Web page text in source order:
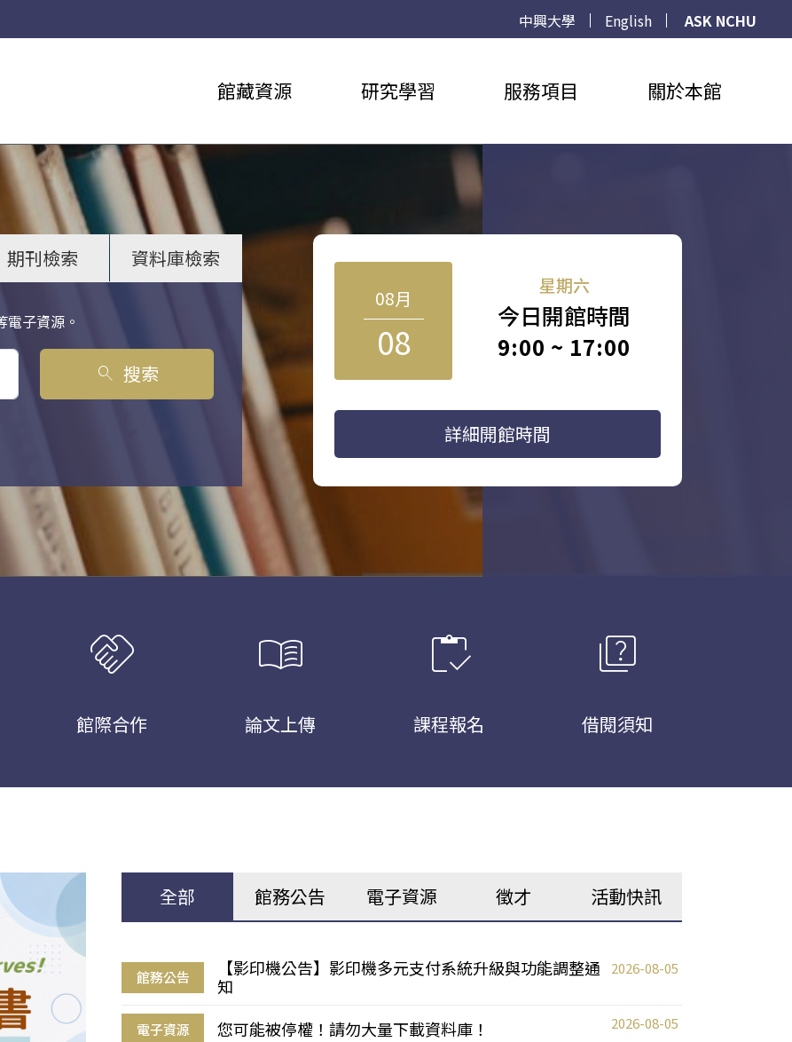
中興大學 English
ASK NCHU
館藏資源 研究學習 服務項目 關於本館
期刊檢索 資料庫檢索
子資源。
search 搜索
08月
08
星期六
今日開館時間
9:00 ~ 17:00
詳細開館時間
handshake
館際合作
menu_book
論文上傳
inventory
課程報名
quiz
借閱須知
全部 館務公告 電子資源 徵才 活動快訊
館務公告
【影印機公告】影印機多元支付系統升級與功能調整通
知
2026-08-05
電子資源 您可能被停權！請勿大量下載資料庫！ 2026-08-05